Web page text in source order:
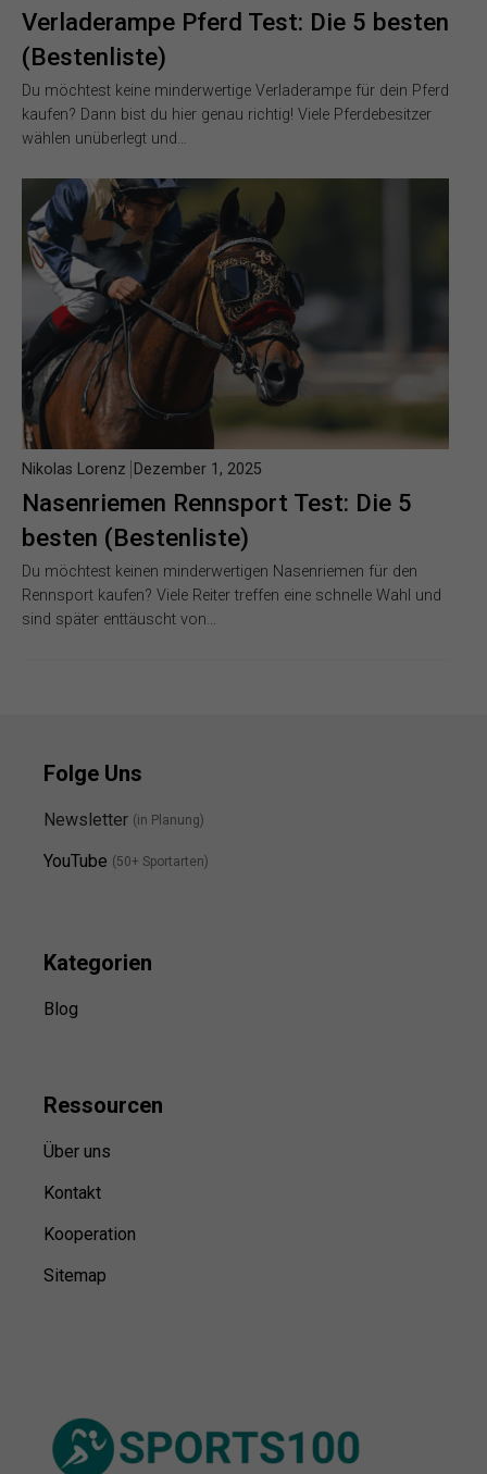
Verladerampe Pferd Test: Die 5 besten
(Bestenliste)
Du möchtest keine minderwertige Verladerampe für dein Pferd
kaufen? Dann bist du hier genau richtig! Viele Pferdebesitzer
wählen unüberlegt und…
Nasenriemen Rennsport Test: Die 5
besten (Bestenliste)
Nikolas Lorenz Dezember 1, 2025
Du möchtest keinen minderwertigen Nasenriemen für den
Rennsport kaufen? Viele Reiter treffen eine schnelle Wahl und
sind später enttäuscht von…
Folge Uns
Newsletter (in Planung)
YouTube (50+ Sportarten)
Kategorien
Blog
Ressourcen
Über uns
Kontakt
Kooperation
Sitemap